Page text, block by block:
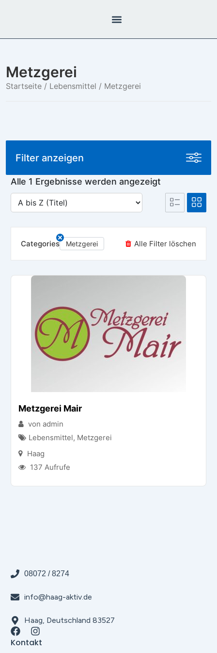
Metzgerei
Startseite / Lebensmittel / Metzgerei
Alle 1 Ergebnisse werden angezeigt
Categories Metzgerei Alle Filter löschen
Metzgerei Mair
von admin
Lebensmittel, Metzgerei
Haag
137 Aufrufe
Filter anzeigen
08072 / 8274
info@haag-aktiv.de
Haag, Deutschland 83527
Kontakt